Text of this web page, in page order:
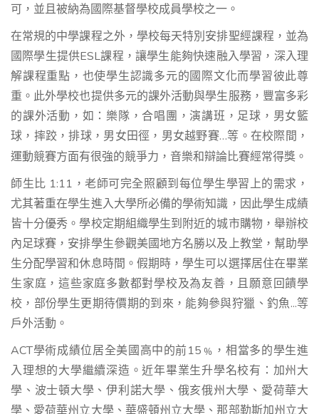
可，並且被納為國際基督學校成員學校之一。
在常規的中學課程之外，學校每天特別安排聖經課程，並為
國際學生提供ESL課程，讓學生能夠快速融入學習，深入理
解課程重點，也使學生認識多元的國際文化而學習彼此尊
重。此外學校也提供多元的課外活動與學生服務，豐富多彩
的課外活動，如：樂隊，合唱團，演講班，足球，男女籃
球，摔跤，排球，男女田徑，男女越野賽…等 。 在校際間，
運動競賽方面有很強的競爭力，音樂和辯論比賽經常得獎。
師生比 1:11，老師可完全照顧到每位學生學習上的需求，
尤其著重在學生進入大學所必備的學術知識，因此學生成績
皆十分優秀。學校定期組織學生到附近的城市購物，舉辦校
內足球賽，安排學生參觀美國地方名勝以及上教堂，幫助學
生分配學習和休息時間。假期時，學生可以選擇居住在畢業
生家庭，這些家庭多數都對學校及為友善，且願意回饋學
校，部份學生更期待價期的到來，能夠參與狩獵、釣魚...等
戶外活動。
ACT學術成績位居全美國高中的前15﹪，相當多的學生進
入理想的大學繼續深造。近年畢業生升學名校有：加州大
學、波士頓大學、伊利諾大學、俄亥俄州大學、愛荷華大
學、愛荷華州立大學、華盛頓州立大學、那部勒斯加州立大